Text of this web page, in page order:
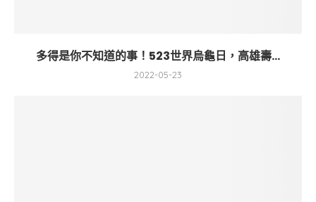
多得是你不知道的事！523世界烏龜日，高雄壽...
2022-05-23